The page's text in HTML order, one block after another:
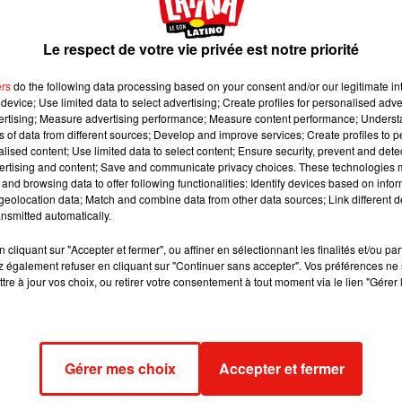
la terrible opération.
une scène du quotidien des amoureux des canidés qui a
fatale à un américain.
avant bien pire
originaire du Wisconsin, alors qu’il sentla fièvre monter.
, et se croit tout simplement grippé. Mais son état ne s’arrange
pris d’importantes crises de délire
médecins découvrent que Greg Manteufel est victime d’une
retrouve dans la flore buccale des chiens et des chats. La
également faire office de poison pour ceux dont le système
prend une décision radicale en accord avec son
bras et de ses jambes.
Le respect de votre vie privée est notre priorité
do the following data processing based on your consent and/or our legitimate
Use limited data to select advertising; Create profiles for personalised
Measure advertising performance; Measure content performance;
of data from different sources; Develop and improve services; Create profiles to
content; Use limited data to select content; Ensure security, prevent and
and content; Save and communicate privacy choices. These technologies
browsing data to offer following functionalities: Identify devices based on
data; Match and combine data from other data sources; Link different
automatically.
cliquant sur "Accepter et fermer", ou affiner en sélectionnant les finalités et/ou
également refuser en cliquant sur "Continuer sans accepter". Vos préférences
à jour vos choix, ou retirer votre consentement à tout moment via le lien
Gérer mes choix Accepter et fermer